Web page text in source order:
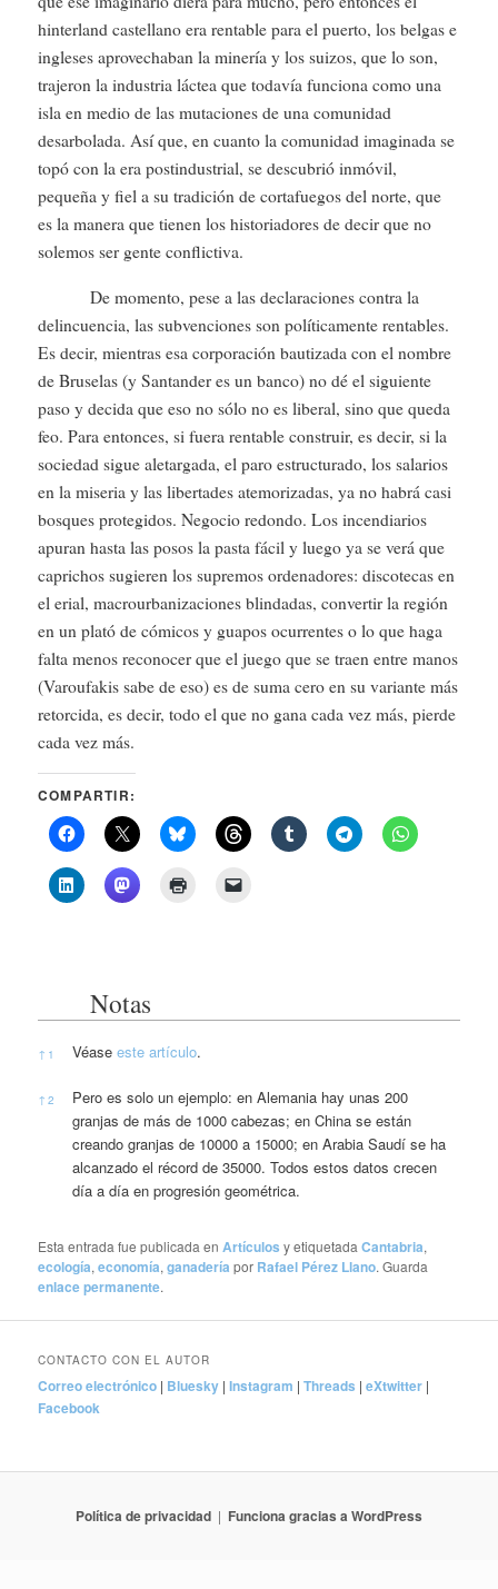
hinterland castellano era rentable para el puerto, los belgas e
ingleses aprovechaban la minería y los suizos, que lo son,
trajeron la industria láctea que todavía funciona como una
isla en medio de las mutaciones de una comunidad
desarbolada. Así que, en cuanto la comunidad imaginada se
topó con la era postindustrial, se descubrió inmóvil,
pequeña y fiel a su tradición de cortafuegos del norte, que
es la manera que tienen los historiadores de decir que no
solemos ser gente conflictiva.
De momento, pese a las declaraciones contra la
delincuencia, las subvenciones son políticamente rentables.
Es decir, mientras esa corporación bautizada con el nombre
de Bruselas (y Santander es un banco) no dé el siguiente
paso y decida que eso no sólo no es liberal, sino que queda
feo. Para entonces, si fuera rentable construir, es decir, si la
sociedad sigue aletargada, el paro estructurado, los salarios
en la miseria y las libertades atemorizadas, ya no habrá casi
bosques protegidos. Negocio redondo. Los incendiarios
apuran hasta las posos la pasta fácil y luego ya se verá que
caprichos sugieren los supremos ordenadores: discotecas en
el erial, macrourbanizaciones blindadas, convertir la región
en un plató de cómicos y guapos ocurrentes o lo que haga
falta menos reconocer que el juego que se traen entre manos
(Varoufakis sabe de eso) es de suma cero en su variante más
retorcida, es decir, todo el que no gana cada vez más, pierde
cada vez más.
COMPARTIR:
Notas
Notas
↑ 1 Véaseeste artículo.
↑2
Pero es solo un ejemplo: en Alemania hay unas 200
granjas de más de 1000 cabezas; en China se están
creando granjas de 10000 a 15000; en Arabia Saudí se ha
alcanzado el récord de 35000. Todos estos datos crecen
día a día en progresión geométrica.
Esta entrada fue publicada enArtículos y etiquetadaCantabria,
ecología,economía,ganadería por Rafael Pérez Llano. Guarda
enlace permanente.
CONTACTO CON EL AUTOR
Correo electrónico | Bluesky |Instagram |Threads |eXtwitter |
Facebook
Política de privacidad Funciona gracias a WordPress